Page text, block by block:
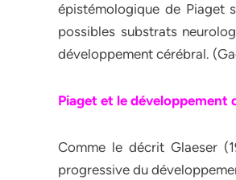
épistémologique de Piaget
possibles substrats
développement cérébral.
Piaget et le développement
Comme le décrit Glaeser
progressive du